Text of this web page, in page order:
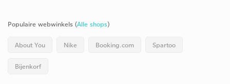
Populaire webwinkels (Alle shops)
About You Nike Booking.com Spartoo
Bijenkorf